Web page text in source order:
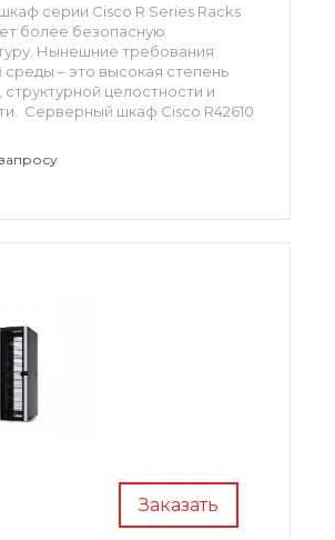
серии Cisco R Series Racks
более безопасную
Нынешние требования
среды – это высокая степень
целостности и
Серверный шкаф Cisco R42610
Заказать